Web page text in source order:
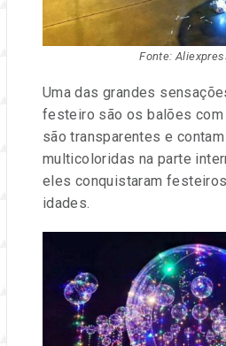
Fonte:
Uma das grandes
festeiro são os balões
são transparentes e
multicoloridas na parte
eles conquistaram
idades.